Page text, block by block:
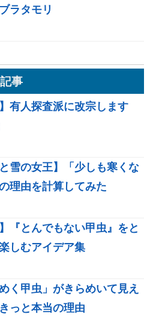
ラタモリ
事
】有人探査派に改宗します
と雪の女王】「少しも寒くな
理由を計算してみた
】『とんでもない甲虫』をと
しむアイデア集
めく甲虫」がきらめいて見え
っと本当の理由